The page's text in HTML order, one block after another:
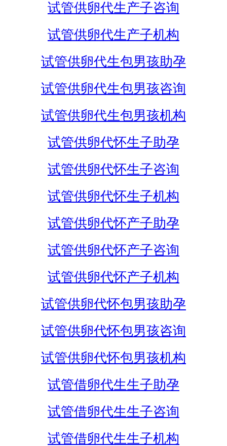
试管供卵代生产子咨询
试管供卵代生产子机构
试管供卵代生包男孩助孕
试管供卵代生包男孩咨询
试管供卵代生包男孩机构
试管供卵代怀生子助孕
试管供卵代怀生子咨询
试管供卵代怀生子机构
试管供卵代怀产子助孕
试管供卵代怀产子咨询
试管供卵代怀产子机构
试管供卵代怀包男孩助孕
试管供卵代怀包男孩咨询
试管供卵代怀包男孩机构
试管借卵代生生子助孕
试管借卵代生生子咨询
试管借卵代生生子机构